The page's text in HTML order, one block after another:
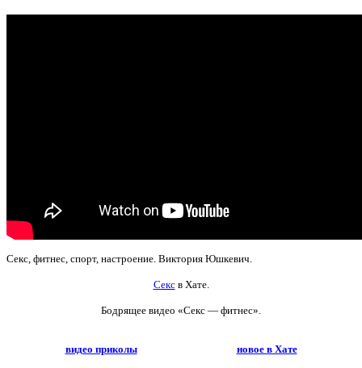
Секс, фитнес, спорт, настроение. Виктория Юшкевич.
Сексв Хате.
Бодрящее видео «Секс — фитнес».
видео приколы новое в Хате